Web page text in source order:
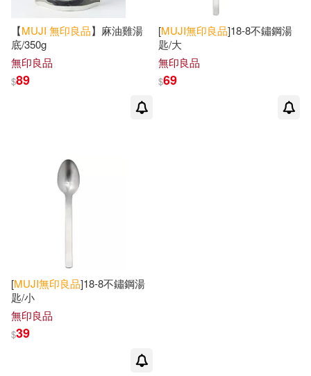
【MUJI 無印良品】麻油雞湯
底/350g
無印良品
$89
[MUJI無印良品]18-8不鏽鋼湯
匙/大
無印良品
$69
[MUJI無印良品]18-8不鏽鋼湯
匙/小
無印良品
$39